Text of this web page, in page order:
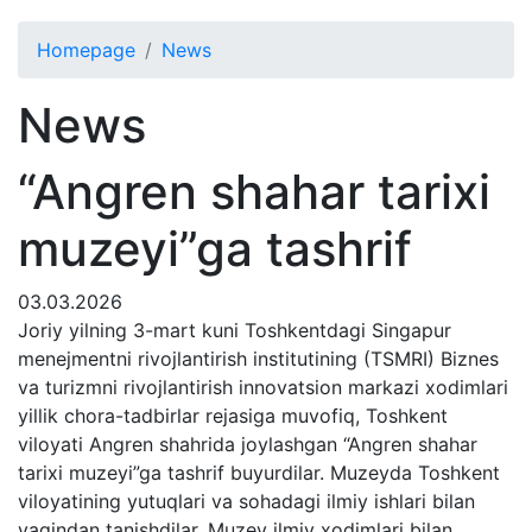
Homepage News
News
“Angren shahar tarixi
muzeyi”ga tashrif
03.03.2026
Joriy yilning 3-mart kuni Toshkentdagi Singapur
menejmentni rivojlantirish institutining (TSMRI) Biznes
va turizmni rivojlantirish innovatsion markazi xodimlari
yillik chora-tadbirlar rejasiga muvofiq, Toshkent
viloyati Angren shahrida joylashgan “Angren shahar
tarixi muzeyi”ga tashrif buyurdilar. Muzeyda Toshkent
viloyatining yutuqlari va sohadagi ilmiy ishlari bilan